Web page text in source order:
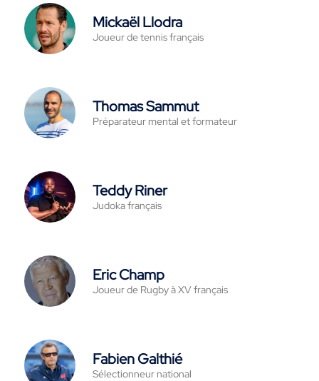
Mickaël Llodra
Joueur de tennis français
Thomas Sammut
Préparateur mental et formateur
Teddy Riner
Judoka français
Eric Champ
Joueur de Rugby à XV français
Fabien Galthié
Sélectionneur national